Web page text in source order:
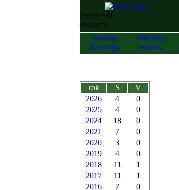
TRENÉŘI
/trainers/
Termíny
Racedays
Přihlášky
Entries
rok S
V
2026
4
0
2025
4
0
2024
18
0
2021
7
0
2020
3
0
2019
4
0
2018
11
1
2017
11
1
2016
7
0